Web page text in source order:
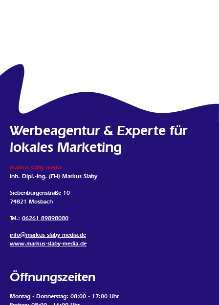
Werbeagentur & Experte für
lokales Marketing
markus slaby media
Inh. Dipl.-Ing. (FH) Markus Slaby
Siebenbürgenstraße 10
74821 Mosbach
Tel.: 06261 89898080
info@markus-slaby-media.de
www.markus-slaby-media.de
Öffnungszeiten
Montag - Donnerstag: 08:00 - 17:00 Uhr